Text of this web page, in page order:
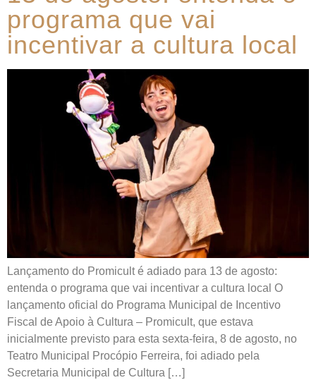
programa que vai
incentivar a cultura local
Lançamento do Promicult é adiado para 13 de agosto:
entenda o programa que vai incentivar a cultura local O
lançamento oficial do Programa Municipal de Incentivo
Fiscal de Apoio à Cultura – Promicult, que estava
inicialmente previsto para esta sexta-feira, 8 de agosto, no
Teatro Municipal Procópio Ferreira, foi adiado pela
Secretaria Municipal de Cultura […]